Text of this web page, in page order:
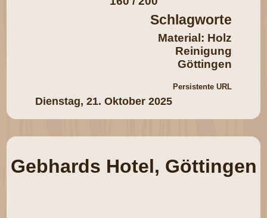
Dienstag, 21. Oktober 2025
Schlagworte
Material: Holz
Reinigung
Göttingen
Persistente URL
Gebhards Hotel, Göttingen